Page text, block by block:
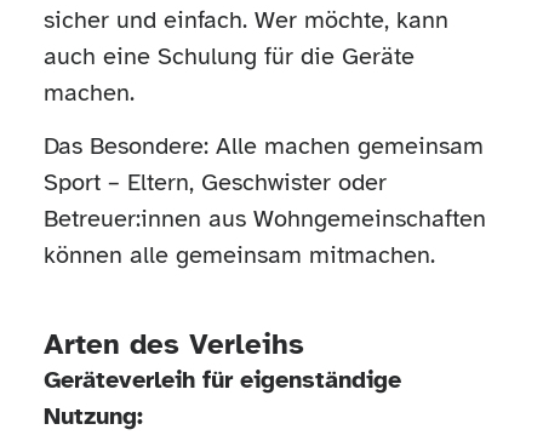
sicher und einfach. Wer möchte, kann
auch eine Schulung für die Geräte
machen.
Das Besondere: Alle machen gemeinsam
Sport – Eltern, Geschwister oder
Betreuer:innen aus Wohngemeinschaften
können alle gemeinsam mitmachen.
Arten des Verleihs
Geräteverleih für eigenständige
Nutzung: